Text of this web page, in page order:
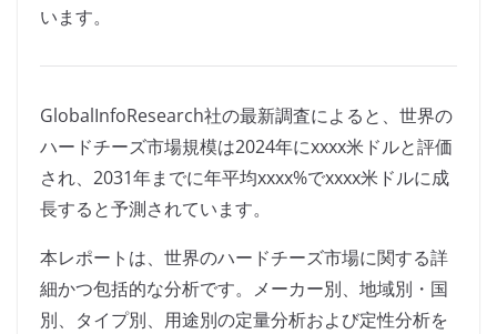
います。
GlobalInfoResearch社の最新調査によると、世界の
ハードチーズ市場規模は2024年にxxxx米ドルと評価
され、2031年までに年平均xxxx%でxxxx米ドルに成
長すると予測されています。
本レポートは、世界のハードチーズ市場に関する詳
細かつ包括的な分析です。メーカー別、地域別・国
別、タイプ別、用途別の定量分析および定性分析を